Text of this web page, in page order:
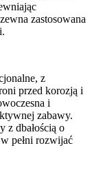
zastosowana
z
przed korozją i
i
zabawy.
z dbałością o
pełni rozwijać